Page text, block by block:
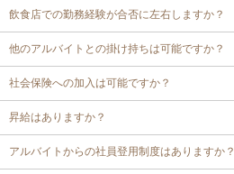
飲食店での勤務経験が合否に左右しますか？
他のアルバイトとの掛け持ちは可能ですか？
社会保険への加入は可能ですか？
昇給はありますか？
アルバイトからの社員登用制度はありますか？